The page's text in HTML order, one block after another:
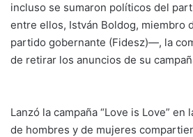
incluso se sumaron políticos del
entre ellos, István Boldog, miembro
partido gobernante (Fidesz)—, la
de retirar los anuncios de su
Lanzó la campaña “Love is Love” en
de hombres y de mujeres